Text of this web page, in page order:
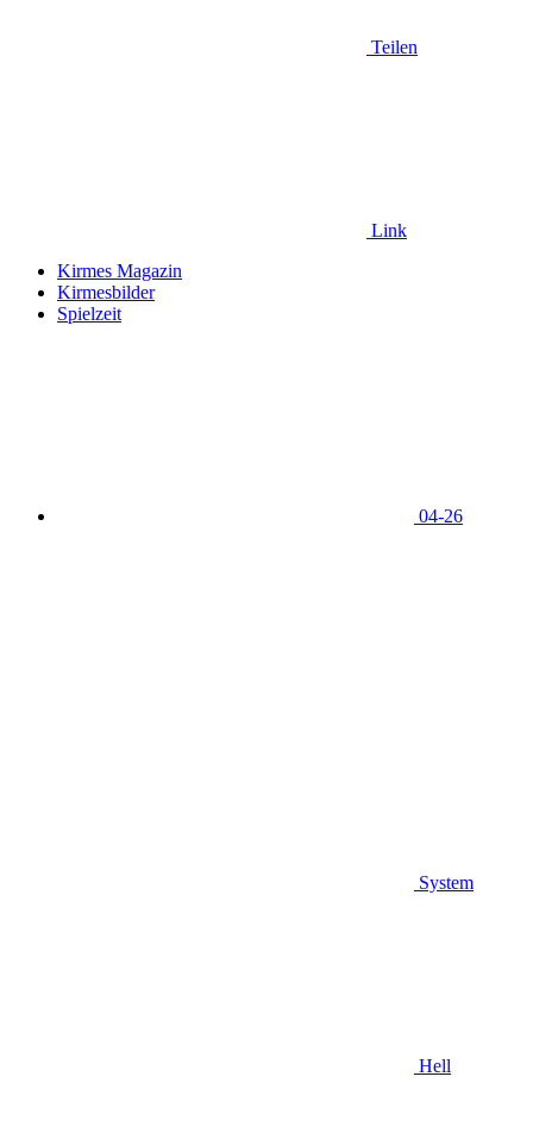
Teilen
Link
Kirmes Magazin
Kirmesbilder
Spielzeit
04-26
System
Hell